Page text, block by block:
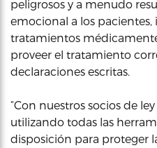
peligrosos y a menudo
emocional a los
tratamientos
proveer el tratamiento
declaraciones escritas.
“Con nuestros socios de
utilizando todas las
disposición para proteger